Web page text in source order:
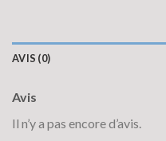
AVIS (0)
Avis
Il n’y a pas encore d’avis.